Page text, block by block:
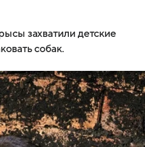
захватили детские
собак.